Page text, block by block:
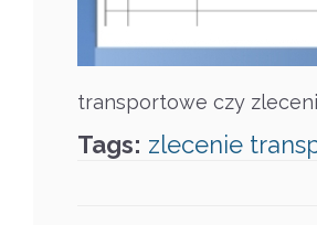
transportowe czy
Tags: zlecenie